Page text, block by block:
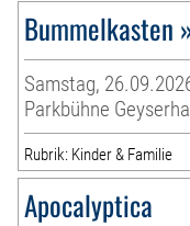
Bummelkasten
Samstag,
Parkbühne
Rubrik: Kinder & Familie
Apocalyptica